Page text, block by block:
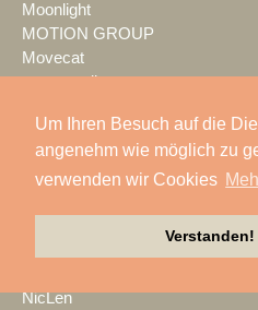
Um Ihren Besuch auf die
angenehm wie möglich zu
verwenden wir Cookies
Verstanden!
Moonlight
MOTION GROUP
Movecat
msm studio group
music & light design
MUTEC
NEC Display Solutions
NicLen